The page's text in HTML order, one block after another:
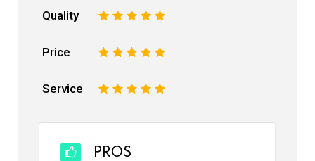
Quality 5
4
3
2
Price 5
4
3
2
Service 5
4
3
2
PROS